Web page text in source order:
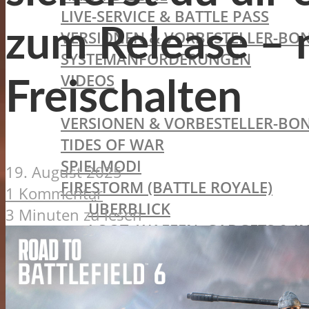
LIVE-SERVICE & BATTLE PASS
VERSIONEN & VORBESTELLER-
SYSTEMANFORDERUNGEN
VIDEOS
BATTLEFIELD V
VERSIONEN & VORBESTELLER-
TIDES OF WAR
SPIELMODI
FIRESTORM (BATTLE ROYALE)
ÜBERBLICK
LOOT, WAFFEN, GADGETS &
FAHRZEUGE
ZIELE, STRATEGISCHE
SYSTEMANFORDERUNGEN
zum Release –
Freischalten
19. August 2025
1 Kommentar
3 Minuten zu lesen